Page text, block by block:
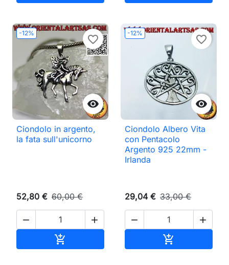
-12%

favorite_border
Ciondolo in argento,
la fata sull'unicorno
52,80 € 60,00 €
 

-12%

favorite_border
Ciondolo Albero Vita
con Pentacolo
Argento 925 22mm -
Irlanda
29,04 € 33,00 €
 
